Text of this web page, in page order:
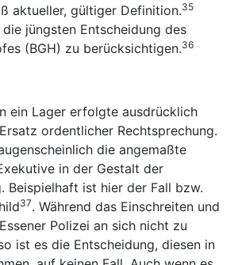
aktueller, gültiger Definition.35
jüngsten Entscheidung des
(BGH) zu berücksichtigen.36
ein Lager erfolgte ausdrücklich
ordentlicher Rechtsprechung.
die angemaßte
in der Gestalt der
Beispielhaft ist hier der Fall bzw.
37. Während das Einschreiten und
Polizei an sich nicht zu
ist es die Entscheidung, diesen in